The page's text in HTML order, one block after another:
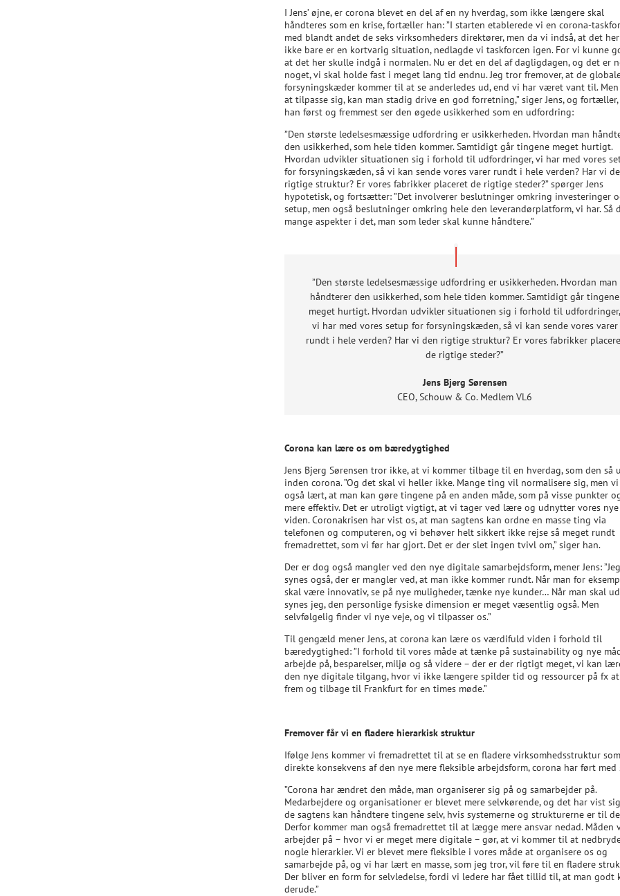
I Jens’ øjne, er corona blevet en del af en ny hverdag, som ikke længere skal
håndteres som en krise, fortæller han: ”I starten etablerede vi en corona-
med blandt andet de seks virksomheders direktører, men da vi indså, at det
ikke bare er en kortvarig situation, nedlagde vi taskforcen igen. For vi kunne
at det her skulle indgå i normalen. Nu er det en del af dagligdagen, og det er
noget, vi skal holde fast i meget lang tid endnu. Jeg tror fremover, at de
forsyningskæder kommer til at se anderledes ud, end vi har været vant til. Men
at tilpasse sig, kan man stadig drive en god forretning,” siger Jens, og
han først og fremmest ser den øgede usikkerhed som en udfordring:
”Den største ledelsesmæssige udfordring er usikkerheden. Hvordan man
den usikkerhed, som hele tiden kommer. Samtidigt går tingene meget hurtigt.
Hvordan udvikler situationen sig i forhold til udfordringer, vi har med vores
for forsyningskæden, så vi kan sende vores varer rundt i hele verden? Har vi
rigtige struktur? Er vores fabrikker placeret de rigtige steder?” spørger Jens
hypotetisk, og fortsætter: ”Det involverer beslutninger omkring investeringer
setup, men også beslutninger omkring hele den leverandørplatform, vi har. Så
mange aspekter i det, man som leder skal kunne håndtere.”
”Den største ledelsesmæssige udfordring er usikkerheden. Hvordan man
håndterer den usikkerhed, som hele tiden kommer. Samtidigt går tingene
meget hurtigt. Hvordan udvikler situationen sig i forhold til udfordringer,
vi har med vores setup for forsyningskæden, så vi kan sende vores varer
rundt i hele verden? Har vi den rigtige struktur? Er vores fabrikker
de rigtige steder?”
Jens Bjerg Sørensen
CEO, Schouw & Co. Medlem VL6
Corona kan lære os om bæredygtighed
Jens Bjerg Sørensen tror ikke, at vi kommer tilbage til en hverdag, som den så
inden corona. ”Og det skal vi heller ikke. Mange ting vil normalisere sig, men
også lært, at man kan gøre tingene på en anden måde, som på visse punkter
mere effektiv. Det er utroligt vigtigt, at vi tager ved lære og udnytter vores nye
viden. Coronakrisen har vist os, at man sagtens kan ordne en masse ting via
telefonen og computeren, og vi behøver helt sikkert ikke rejse så meget rundt
fremadrettet, som vi før har gjort. Det er der slet ingen tvivl om,” siger han.
Der er dog også mangler ved den nye digitale samarbejdsform, mener Jens: ”Jeg
synes også, der er mangler ved, at man ikke kommer rundt. Når man for
skal være innovativ, se på nye muligheder, tænke nye kunder… Når man skal
synes jeg, den personlige fysiske dimension er meget væsentlig også. Men
selvfølgelig finder vi nye veje, og vi tilpasser os.”
Til gengæld mener Jens, at corona kan lære os værdifuld viden i forhold til
bæredygtighed: ”I forhold til vores måde at tænke på sustainability og nye
arbejde på, besparelser, miljø og så videre – der er der rigtigt meget, vi kan
den nye digitale tilgang, hvor vi ikke længere spilder tid og ressourcer på fx
frem og tilbage til Frankfurt for en times møde.”
Fremover får vi en fladere hierarkisk struktur
Ifølge Jens kommer vi fremadrettet til at se en fladere virksomhedsstruktur
direkte konsekvens af den nye mere fleksible arbejdsform, corona har ført med
”Corona har ændret den måde, man organiserer sig på og samarbejder på.
Medarbejdere og organisationer er blevet mere selvkørende, og det har vist
de sagtens kan håndtere tingene selv, hvis systemerne og strukturerne er til
Derfor kommer man også fremadrettet til at lægge mere ansvar nedad. Måden
arbejder på – hvor vi er meget mere digitale – gør, at vi kommer til at
nogle hierarkier. Vi er blevet mere fleksible i vores måde at organisere os og
samarbejde på, og vi har lært en masse, som jeg tror, vil føre til en fladere
Der bliver en form for selvledelse, fordi vi ledere har fået tillid til, at man godt
derude.”